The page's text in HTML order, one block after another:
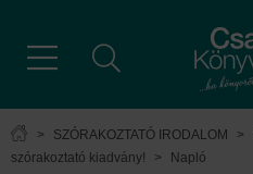
> SZÓRAKOZTATÓ IRODALOM >
szórakoztató kiadvány!
> Napló